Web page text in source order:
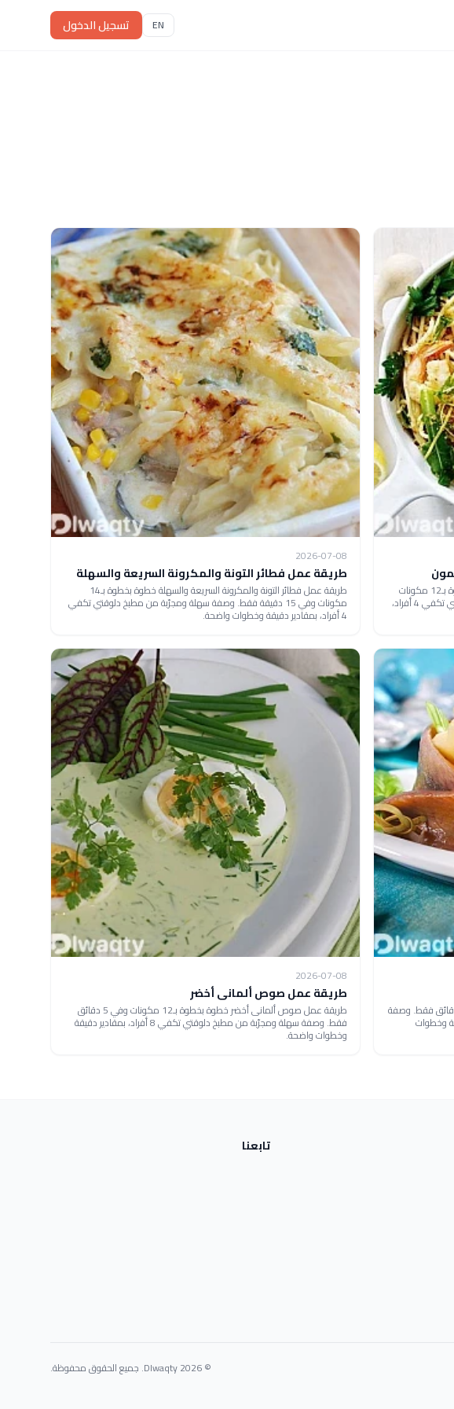
EN تسجيل الدخول
طريقة عمل طبق الإسباجتى بالجمبري والليمون خطوة بخطوة بـ12 مكونات
وفي 15 دقيقة فقط. وصفة سهلة ومجرّبة من مطبخ دلوقتي تكفي 4 أفراد،
2026-07-08
طريقة عمل فطائر التونة والمكرونة السريعة والسهلة
طريقة عمل فطائر التونة والمكرونة السريعة والسهلة خطوة بخطوة بـ14
مكونات وفي 15 دقيقة فقط. وصفة سهلة ومجرّبة من مطبخ دلوقتي تكفي
4 أفراد، بمقادير دقيقة وخطوات واضحة.
رنجة بالتفاح خطوة بخطوة بـ6 مكونات وفي 5 دقائق فقط. وصفة
دقيقة وخطوات
2026-07-08
طريقة عمل صوص ألمانى أخضر
طريقة عمل صوص ألمانى أخضر خطوة بخطوة بـ12 مكونات وفي 5 دقائق
فقط. وصفة سهلة ومجرّبة من مطبخ دلوقتي تكفي 8 أفراد، بمقادير دقيقة
وخطوات واضحة.
تابعنا
© 2026 Dlwaqty. جميع الحقوق محفوظة.